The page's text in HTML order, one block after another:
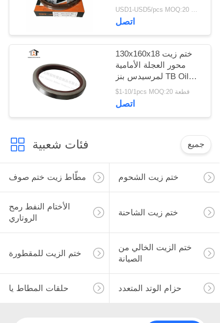
IVECO Truck Part
No.0734319459
USD1-USD5/pcs MOQ:20 جهاز كمبيوتر شخصى
اتصل
130x160x18 ختم زيت
محور العجلة الأمامية
لمرسيدس بنز TB Oil
Seal
$1-10/1pcs MOQ:20 قطعة
اتصل
فئات شعبية جميع
مطّاط زيت ختم صوف ختم زيت الشحوم
الأختام النفط رمح
الروتاري
ختم زيت الشاحنة
ختم الزيت للمقطورة
ختم الزيت الخالي من
الصيانة
حلقات المطاط يا حزام الوتد المتعدد